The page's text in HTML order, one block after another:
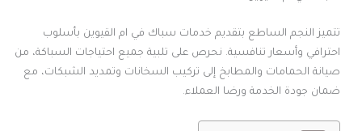
تتميز النجم الساطع بتقديم خدمات سباك في ام القيوين بأسلوب
احترافي وأسعار تنافسية. نحرص على تلبية جميع احتياجات السباكة، من
صيانة الحمامات والمطابخ إلى تركيب السخانات وتمديد الشبكات، مع
ضمان جودة الخدمة ورضا العملاء.